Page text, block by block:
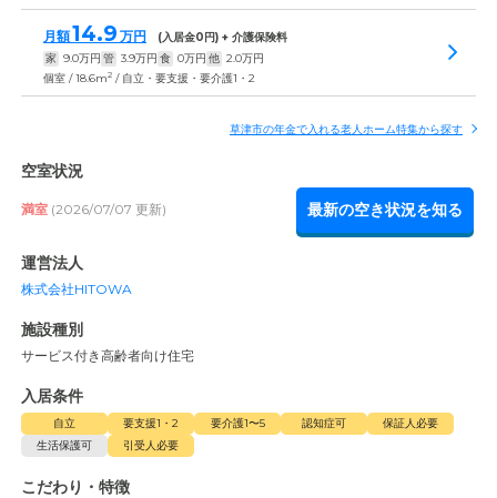
月額14.9 万円 (入居金0円) + 介護保険料
家 9.0万円 管 3.9万円 食 0万円 他 2.0万円
個室 / 18.6m2 / 自立・要支援・要介護1・2
草津市の年金で入れる老人ホーム特集から探す
空室状況
満室 (2026/07/07 更新) 最新の空き状況を知る
運営法人
株式会社HITOWA
施設種別
サービス付き高齢者向け住宅
入居条件
自立 要支援1・2 要介護1〜5 認知症可
保証人必要
生活保護可
引受人必要
こだわり・特徴